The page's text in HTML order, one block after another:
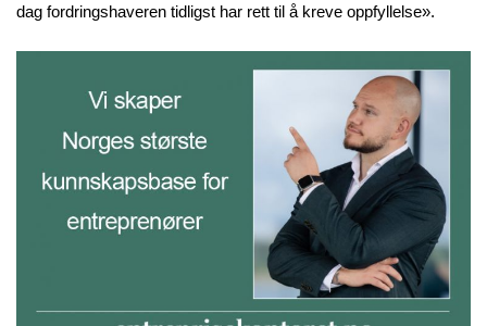
dag fordringshaveren tidligst har rett til å kreve oppfyllelse».